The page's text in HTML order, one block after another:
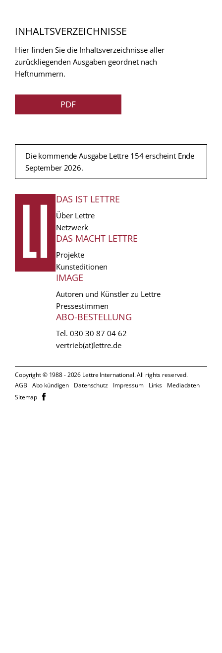
INHALTSVERZEICHNISSE
Hier finden Sie die Inhaltsverzeichnisse aller
zurückliegenden Ausgaben geordnet nach
Heftnummern.
PDF
Die kommende Ausgabe Lettre 154 erscheint Ende
September 2026.
FUSSZEILE
DAS IST LETTRE
Über Lettre
Netzwerk
DAS MACHT LETTRE
Projekte
Kunsteditionen
IMAGE
Autoren und Künstler zu Lettre
Pressestimmen
ABO-BESTELLUNG
Tel. 030 30 87 04 62
vertrieb(at)lettre.de
Copyright © 1988 - 2026 Lettre International. All rights reserved.
EXTRA
AGB Abo kündigen Datenschutz Impressum Links
Mediadaten
Sitemap 𝗳